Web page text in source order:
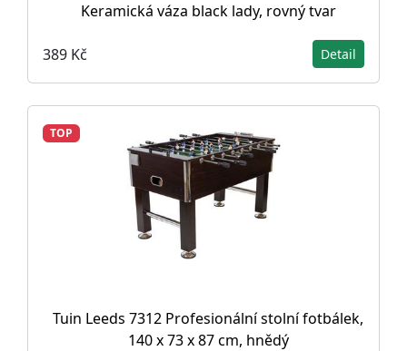
Keramická váza black lady, rovný tvar
389 Kč Detail
TOP
Tuin Leeds 7312 Profesionální stolní fotbálek,
140 x 73 x 87 cm, hnědý